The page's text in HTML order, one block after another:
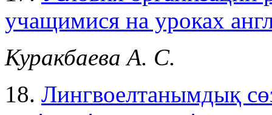
учащимися на уроках
Куракбаева А. С.
18. Лингвоелтанымдық